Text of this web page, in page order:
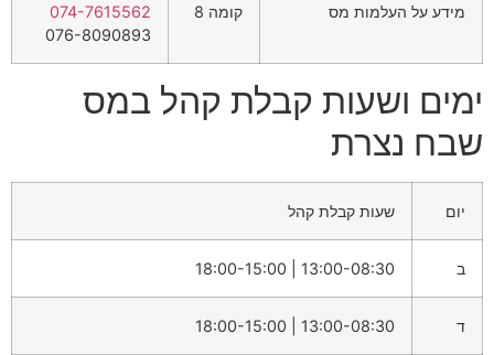
מידע על העלמות מס קומה 8
074-7615562
076-8090893
ימים ושעות קבלת קהל במס
שבח נצרת
יום שעות קבלת קהל
ב 13:00-08:30 | 18:00-15:00
ד 13:00-08:30 | 18:00-15:00